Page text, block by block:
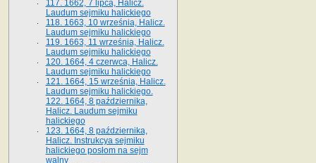
117. 1662, 7 lipca, Halicz.
Laudum sejmiku halickiego
118. 1663, 10 września, Halicz.
Laudum sejmiku halickiego
119. 1663, 11 września, Halicz.
Laudum sejmiku halickiego
120. 1664, 4 czerwca, Halicz.
Laudum sejmiku halickiego
121. 1664, 15 września, Halicz.
Laudum sejmiku halickiego.
122. 1664, 8 października,
Halicz. Laudum sejmiku
halickiego
123. 1664, 8 października,
Halicz. Instrukcya sejmiku
halickiego posłom na sejm
walny